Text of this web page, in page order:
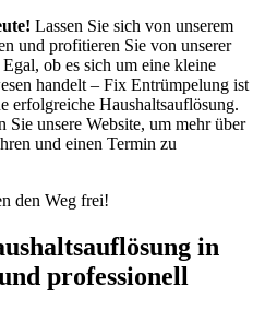
Lassen Sie sich von unserem
und profitieren Sie von unserer
ob es sich um eine kleine
handelt – Fix Entrümpelung ist
erfolgreiche Haushaltsauflösung.
Sie unsere Website, um mehr über
und einen Termin zu
den Weg frei!
in
professionell